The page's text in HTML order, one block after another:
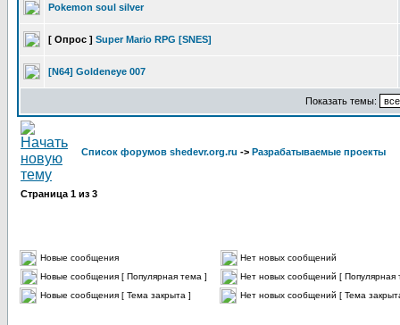
Pokemon soul silver
[ Опрос ] Super Mario RPG [SNES]
[N64] Goldeneye 007
Показать темы:
Список форумов shedevr.org.ru -> Разрабатываемые проекты
Страница 1 из 3
Новые сообщения
Нет новых сообщений
Новые сообщения [ Популярная тема ]
Нет новых сообщений [ Популярная
Новые сообщения [ Тема закрыта ]
Нет новых сообщений [ Тема